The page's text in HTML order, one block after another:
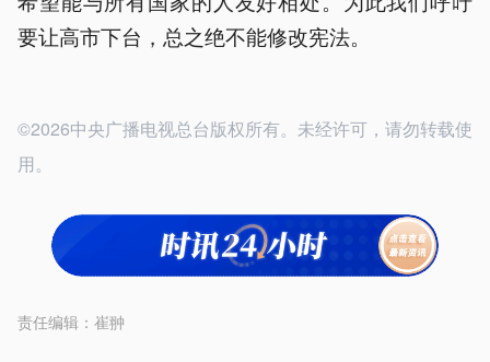
要让高市下台，总之绝不能修改宪法。
©2026中央广播电视总台版权所有。未经许可，请勿转载使
用。
责任编辑： 崔翀